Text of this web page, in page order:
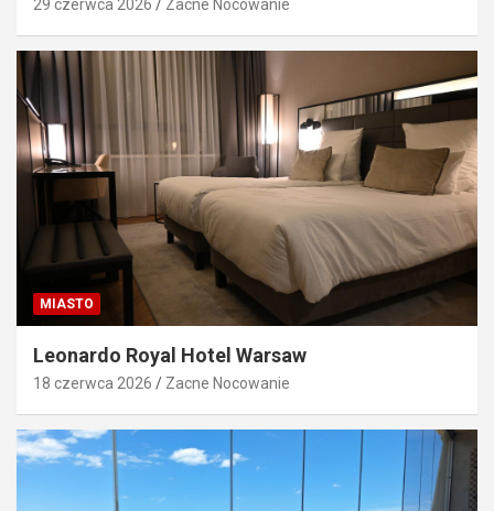
29 czerwca 2026 Zacne Nocowanie
MIASTO
Leonardo Royal Hotel Warsaw
18 czerwca 2026 Zacne Nocowanie